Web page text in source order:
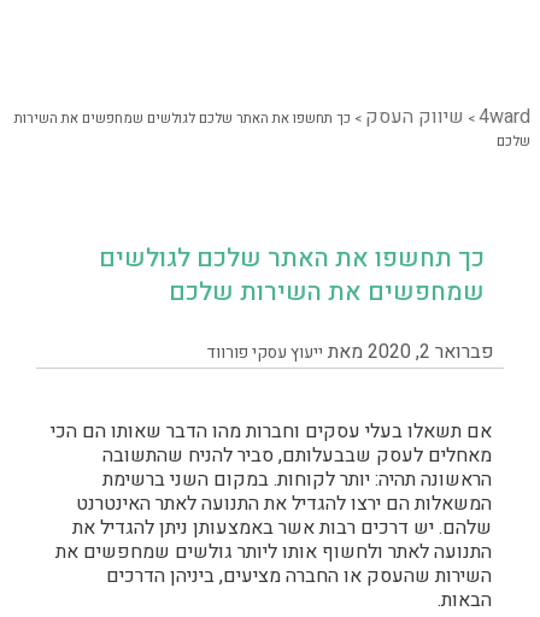
4ward
> שיווק העסק > כך תחשפו את האתר שלכם לגולשים שמחפשים את השירות
שלכם
כך תחשפו את האתר שלכם לגולשים
שמחפשים את השירות שלכם
פברואר 2, 2020 מאת ייעוץ עסקי פורווד
אם תשאלו בעלי עסקים וחברות מהו הדבר שאותו הם הכי
מאחלים לעסק שבבעלותם, סביר להניח שהתשובה
הראשונה תהיה: יותר לקוחות. במקום השני ברשימת
המשאלות הם ירצו להגדיל את התנועה לאתר האינטרנט
שלהם. יש דרכים רבות אשר באמצעותן ניתן להגדיל את
התנועה לאתר ולחשוף אותו ליותר גולשים שמחפשים את
השירות שהעסק או החברה מציעים, ביניהן הדרכים
הבאות.